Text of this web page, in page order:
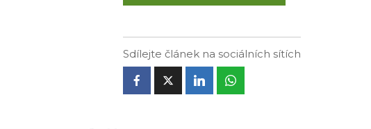
Sdílejte článek na sociálních sítích